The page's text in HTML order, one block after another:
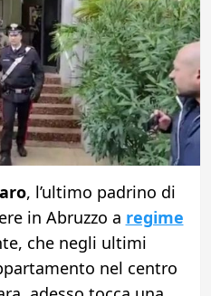
, l’ultimo padrino di
in Abruzzo a regime
che negli ultimi
nel centro